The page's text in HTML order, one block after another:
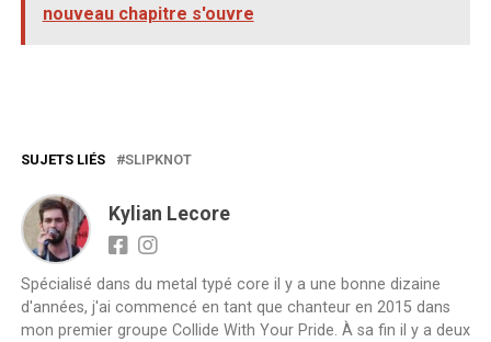
nouveau chapitre s'ouvre
SUJETS LIÉS SLIPKNOT
Kylian Lecore
Spécialisé dans du metal typé core il y a une bonne dizaine
d'années, j'ai commencé en tant que chanteur en 2015 dans
mon premier groupe Collide With Your Pride. À sa fin il y a deux